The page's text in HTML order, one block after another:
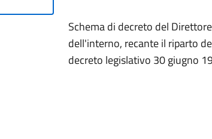
Schema di decreto del
dell'interno, recante il riparto
decreto legislativo 30 giugno